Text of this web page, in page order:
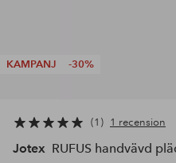
KAMPANJ -30%
1 1 recension
Jotex RUFUS handvävd